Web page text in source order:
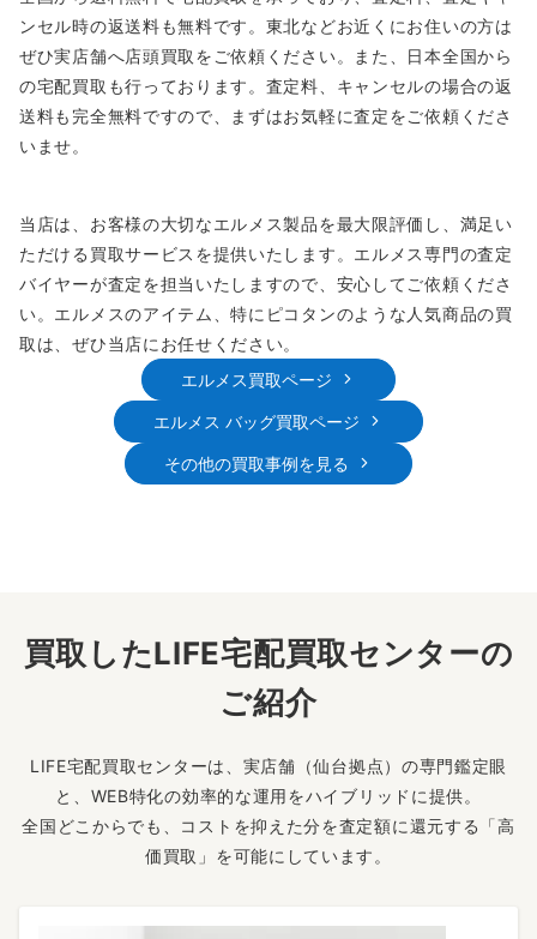
ンセル時の返送料も無料です。東北などお近くにお住いの方は
ぜひ実店舗へ店頭買取をご依頼ください。また、日本全国から
の宅配買取も行っております。査定料、キャンセルの場合の返
送料も完全無料ですので、まずはお気軽に査定をご依頼くださ
いませ。
当店は、お客様の大切なエルメス製品を最大限評価し、満足い
ただける買取サービスを提供いたします。エルメス専門の査定
バイヤーが査定を担当いたしますので、安心してご依頼くださ
い。エルメスのアイテム、特にピコタンのような人気商品の買
取は、ぜひ当店にお任せください。
エルメス買取ページ
エルメス バッグ買取ページ
その他の買取事例を見る
買取したLIFE宅配買取センターの
ご紹介
LIFE宅配買取センターは、実店舗（仙台拠点）の専門鑑定眼
と、WEB特化の効率的な運用をハイブリッドに提供。
全国どこからでも、コストを抑えた分を査定額に還元する「高
価買取」を可能にしています。